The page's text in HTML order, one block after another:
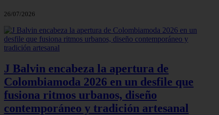
26/07/2026
J Balvin encabeza la apertura de
Colombiamoda 2026 en un desfile que
fusiona ritmos urbanos, diseño
contemporáneo y tradición artesanal